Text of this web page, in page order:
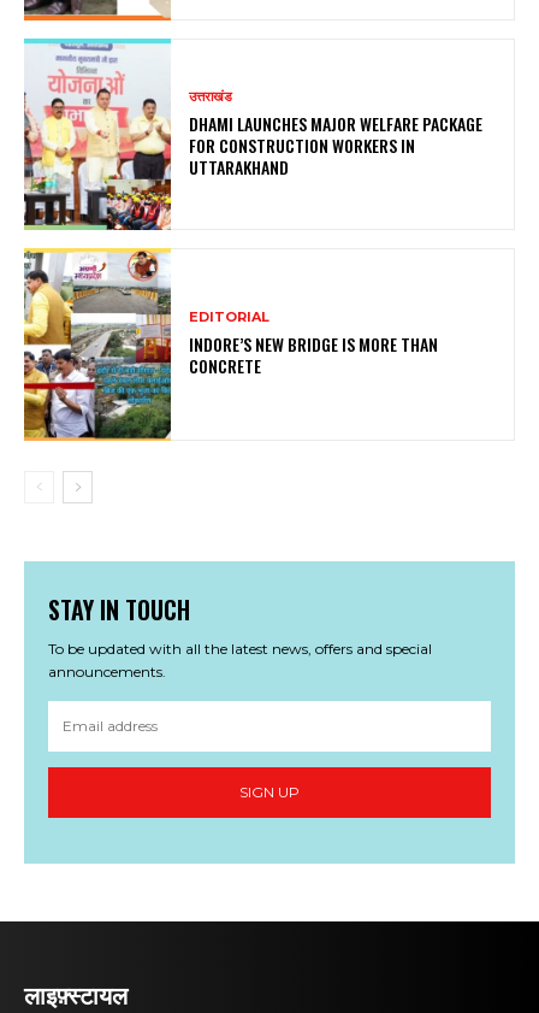
उत्तराखंड
DHAMI LAUNCHES MAJOR WELFARE PACKAGE
FOR CONSTRUCTION WORKERS IN
UTTARAKHAND
EDITORIAL
INDORE’S NEW BRIDGE IS MORE THAN
CONCRETE
STAY IN TOUCH
To be updated with all the latest news, offers and special
announcements.
SIGN UP
लाइफ़्स्टायल